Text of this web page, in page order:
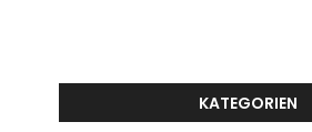
KATEGORIEN